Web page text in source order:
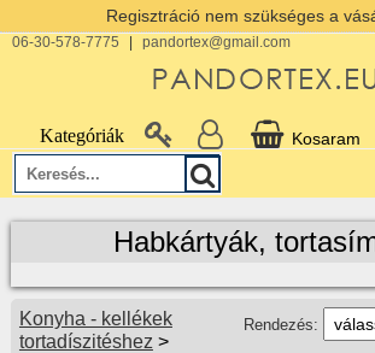
Regisztráció nem szükséges a
06-30-578-7775 pandortex@gmail.com
Kategóriák Kosaram
Habkártyák,
Rendezés:
Konyha - kellékek
tortadíszitéshez >